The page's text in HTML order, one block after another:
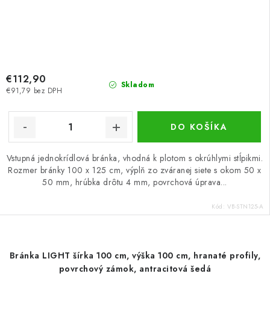
Skladom
€91,79 bez DPH
€112,90
DO KOŠÍKA
Vstupná jednokrídlová bránka, vhodná k plotom s okrúhlymi stĺpikmi.
Rozmer bránky 100 x 125 cm, výplň zo zváranej siete s okom 50 x
50 mm, hrúbka drôtu 4 mm, povrchová úprava...
Kód: VB-STN125-A
Bránka LIGHT šírka 100 cm, výška 100 cm, hranaté profily,
povrchový zámok, antracitová šedá